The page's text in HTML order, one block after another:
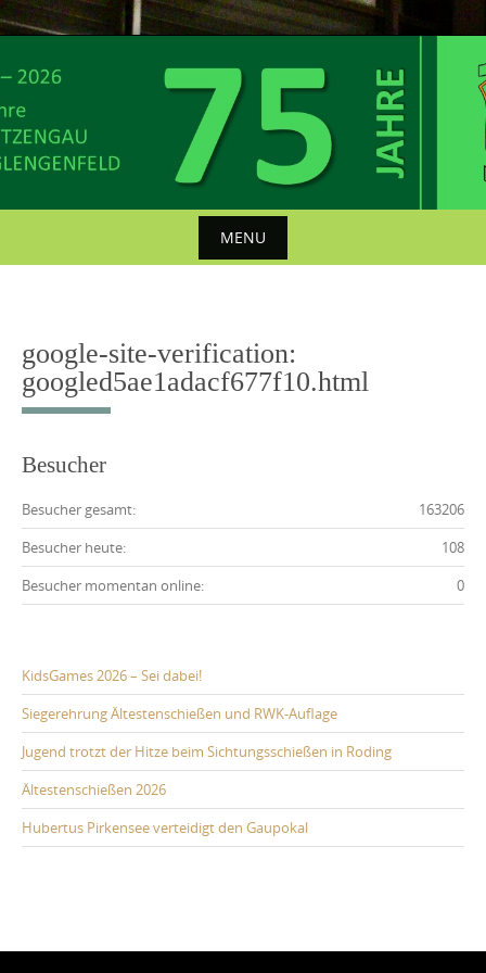
to
content
MENU
google-site-verification:
googled5ae1adacf677f10.html
Besucher
163206
Besucher gesamt:
108
Besucher heute:
0
Besucher momentan online:
KidsGames 2026 – Sei dabei!
Siegerehrung Ältestenschießen und RWK-Auflage
Jugend trotzt der Hitze beim Sichtungsschießen in Roding
Ältestenschießen 2026
Hubertus Pirkensee verteidigt den Gaupokal